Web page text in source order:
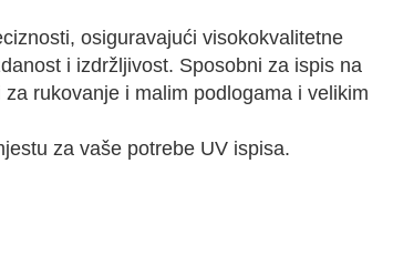
osiguravajući visokokvalitetne
i izdržljivost. Sposobni za ispis na
rukovanje i malim podlogama i velikim
za vaše potrebe UV ispisa.